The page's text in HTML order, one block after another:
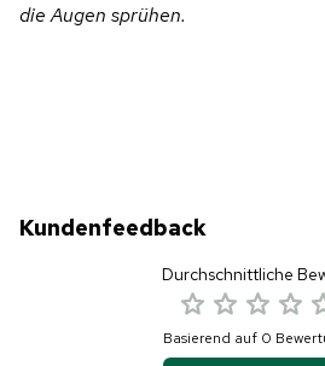
die Augen sprühen.
Kundenfeedback
Durchschnittliche
Basierend auf 0